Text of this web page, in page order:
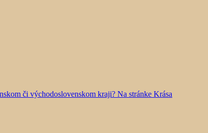
či východoslovenskom kraji? Na stránke Krása